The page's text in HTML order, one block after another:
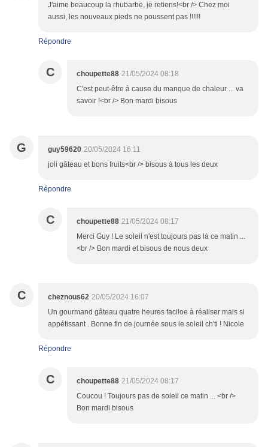
J'aime beaucoup la rhubarbe, je retiens!<br /> Chez moi
aussi, les nouveaux pieds ne poussent pas !!!!!!
Répondre
C choupette88 21/05/2024 08:18
C'est peut-être à cause du manque de chaleur ... va
savoir !<br /> Bon mardi bisous
G guy59620 20/05/2024 16:11
joli gâteau et bons fruits<br /> bisous à tous les deux
Répondre
C choupette88 21/05/2024 08:17
Merci Guy ! Le soleil n'est toujours pas là ce matin ...
<br /> Bon mardi et bisous de nous deux
C cheznous62 20/05/2024 16:07
Un gourmand gâteau quatre heures faciloe à réaliser mais si
appétissant . Bonne fin de journée sous le soleil ch'ti ! Nicole
Répondre
C choupette88 21/05/2024 08:17
Coucou ! Toujours pas de soleil ce matin ... <br />
Bon mardi bisous